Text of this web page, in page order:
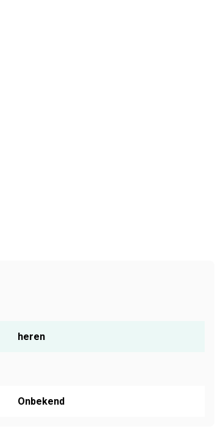
heren
Onbekend